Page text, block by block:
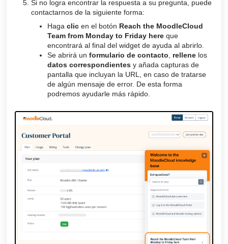
Si no logra encontrar la respuesta a su pregunta, puede
contactarnos de la siguiente forma:
Haga clic en el botón Reach the MoodleCloud
Team from Monday to Friday here que
encontrará al final del widget de ayuda al abrirlo.
Se abrirá un formulario de contacto rellene los
datos correspondientes y añada capturas de
pantalla que incluyan la URL, en caso de tratarse
de algún mensaje de error. De esta forma
podremos ayudarle más rápido.